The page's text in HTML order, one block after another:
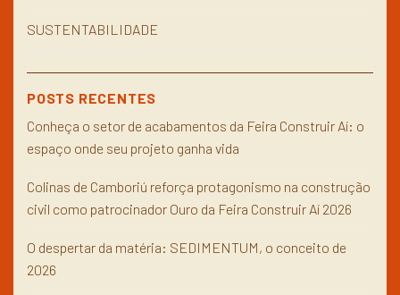
SUSTENTABILIDADE
POSTS RECENTES
Conheça o setor de acabamentos da Feira Construir Aí: o
espaço onde seu projeto ganha vida
Colinas de Camboriú reforça protagonismo na construção
civil como patrocinador Ouro da Feira Construir Aí 2026
O despertar da matéria: SEDIMENTUM, o conceito de
2026